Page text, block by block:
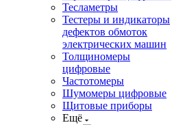
Тесламетры
Тестеры и индикаторы
дефектов обмоток
электрических машин
Толщиномеры
цифровые
Частотомеры
Шумомеры цифровые
Щитовые приборы
Ещё